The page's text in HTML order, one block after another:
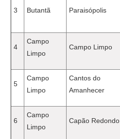
3 Butantã Paraisópolis
4
Campo
Limpo
Campo Limpo
5
Campo
Limpo
Cantos do
Amanhecer
6
Campo
Limpo
Capão Redondo